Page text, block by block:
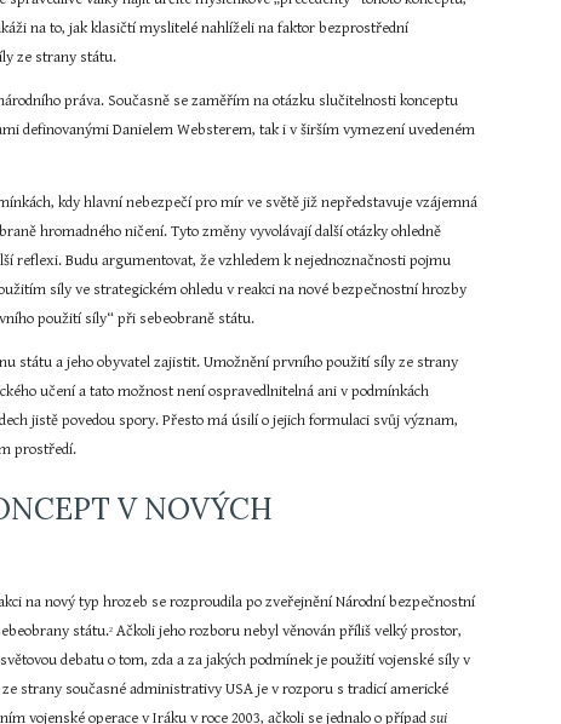
na to, jak klasičtí myslitelé nahlíželi na faktor bezprostřední
ze strany státu.
práva. Současně se zaměřím na otázku slučitelnosti konceptu
definovanými Danielem Websterem, tak i v širším vymezení uvedeném
kdy hlavní nebezpečí pro mír ve světě již nepředstavuje vzájemná
hromadného ničení. Tyto změny vyvolávají další otázky ohledně
reflexi. Budu argumentovat, že vzhledem k nejednoznačnosti pojmu
síly ve strategickém ohledu v reakci na nové bezpečnostní hrozby
použití síly“ při sebeobraně státu.
státu a jeho obyvatel zajistit. Umožnění prvního použití síly ze strany
učení a tato možnost není ospravedlnitelná ani v podmínkách
jistě povedou spory. Přesto má úsilí o jejich formulaci svůj význam,
prostředí.
V NOVÝCH
na nový typ hrozeb se rozproudila po zveřejnění Národní bezpečnostní
státu.2 Ačkoli jeho rozboru nebyl věnován příliš velký prostor,
debatu o tom, zda a za jakých podmínek je použití vojenské síly v
strany současné administrativy USA je v rozporu s tradicí americké
vojenské operace v Iráku v roce 2003, ačkoli se jednalo o případ sui